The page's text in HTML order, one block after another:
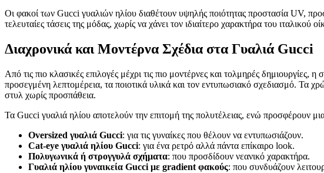
Οι φακοί των Gucci γυαλιών ηλίου διαθέτουν υψηλής ποιότητας προστασία UV,
τελευταίες τάσεις της μόδας, χωρίς να χάνει τον ιδιαίτερο χαρακτήρα του
Διαχρονικά και Μοντέρνα Σχέδια στα Γυαλιά Gucci
Από τις πιο κλασικές επιλογές μέχρι τις πιο μοντέρνες και τολμηρές
προσεγμένη λεπτομέρεια, τα ποιοτικά υλικά και τον εντυπωσιακό σχεδιασμό. Τα
στυλ χωρίς προσπάθεια.
Τα Gucci γυαλιά ηλίου αποτελούν την επιτομή της πολυτέλειας, ενώ προσφέρουν
Oversized γυαλιά Gucci: για τις γυναίκες που θέλουν να εντυπωσιάζουν.
Cat-eye γυαλιά ηλίου Gucci: για ένα ρετρό αλλά πάντα επίκαιρο look.
Πολυγωνικά ή στρογγυλά σχήματα: που προσδίδουν νεανικό χαρακτήρα.
Γυαλιά ηλίου γυναικεία Gucci με gradient φακούς: που συνδυάζουν